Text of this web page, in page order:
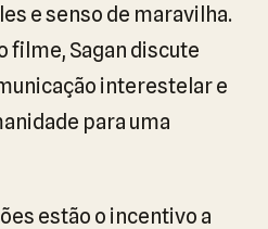
e senso de maravilha.
filme, Sagan discute
interestelar e
para uma
estão o incentivo a